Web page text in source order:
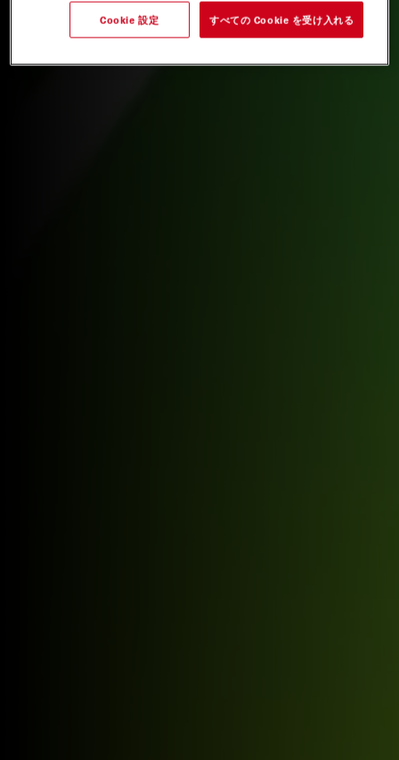
Cookie 設定 すべての Cookie を受け入れる